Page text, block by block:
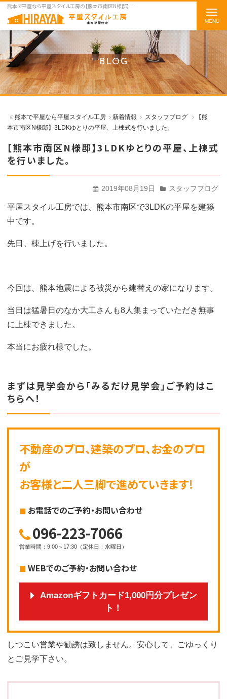
熊本で平屋なら平屋スタイル工房の【熊本市南区N様邸】3LDKゆとりの平屋、上棟式を行いました。をご紹介
BLOG
熊本で平屋なら平屋スタイル工房 新着情報 スタッフブログ
【熊
本市南区N様邸】3LDKゆとりの平屋、上棟式を行いました。
【熊本市南区N様邸】3LDKゆとりの平屋、上棟式
を行いました。
2019年08月19日 スタッフブログ
平屋スタイル工房では、熊本市南区で3LDKの平屋を建築
中です。
先日、棟上げを行いました。
今回は、熊本地震による被災から建替えの家になります。
当日は猛暑日のなか大工さんも8 人集まっていただき無事
に上棟できました。
本当にお疲れ様でした。
まずは見学会から「みるだけ見学会」ご予約はこ
ちらへ！
不動産のプロ、建築のプロ、お金のプロ
が
お客様と二人三脚で進めていきます!
お電話でのご予約・お問い合わせ
096-223-7066
営業時間 ： 9:00～17:30 （ 定休日 ： 水曜日 ）
WEBでのご予約・お問い合わせ
Amazonギフトカード1,000円分プレゼン
ト！
しつこい営業や勧誘は致しません。安心して、ごゆっくり
とご見学下さい。
t
o
g
g
l
e
n
g
t
i
o